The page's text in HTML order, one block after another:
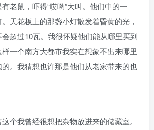
老鼠，吓得“哎哟”大叫。他们中的一
天花板上的那盏小灯散发着昏黄的光，
超过10瓦。我很怀疑他们能从哪里买到
一个南方大都市我实在想象不出来哪里
。我猜想也许那是他们从老家带来的也
我曾经很想把杂物放进来的储藏室。